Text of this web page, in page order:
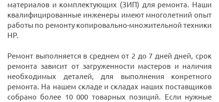
материалов и комплектующих (ЗИП) для ремонта. Наши
квалифицированные инженеры имеют многолетний опыт
работы по ремонту копировально-множительной техники
HP.
Ремонт выполняется в среднем от 2 до 7 дней дней, срок
ремонта зависит от загруженности мастеров и наличия
необходимых деталей, для выполнения конретного
ремонта. На нашем складе и складах наших поставщиков
собрано более 10 000 товарных позиций. Если нужные